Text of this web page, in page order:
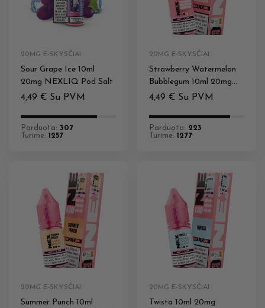
20MG E-SKYSČIAI
Sour Grape Ice 10ml
20mg NEXLIQ Pod Salt
4,49 € Su PVM
Parduota: 307
Turime: 1257
20MG E-SKYSČIAI
Strawberry Watermelon
Bubblegum 10ml 20mg
NEXLIQ Pod Salt
4,49 € Su PVM
Parduota: 223
Turime: 1277
20MG E-SKYSČIAI
Summer Punch 10ml
20MG E-SKYSČIAI
Twista 10ml 20mg